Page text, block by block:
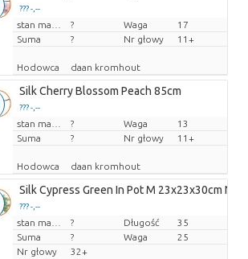
??? -,--
Cena za sztukę
? Waga
17
Suma
? Nr głowy 11+
Hodowca daan kromhout
Silk Cherry Blossom Peach 85cm
??? -,--
Cena za sztukę
? Waga
13
Suma
? Nr głowy 11+
Hodowca daan kromhout
Silk Cypress Green In Pot M 23x23x30cm Nm
??? -,--
Cena za sztukę
? Długość
35
Suma
? Waga
25
Nr głowy
32+